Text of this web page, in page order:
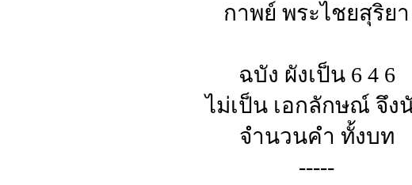
กาพย์ พระไชยสุริยา
ฉบัง ผังเป็น 6 4 6
ไม่เป็น เอกลักษณ์ จึง
จำนวนคำ ทั้งบท
-----